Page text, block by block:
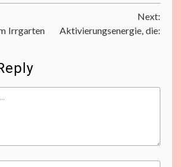
Irrgarten
Next:
Aktivierungsenergie, die: